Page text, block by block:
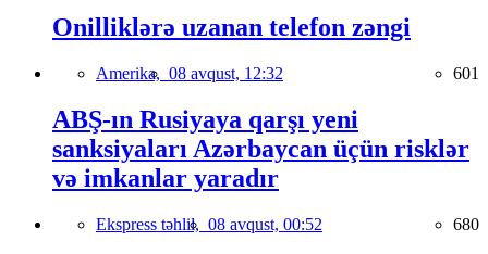
Onilliklərə uzanan telefon zəngi
Amerika, 08 avqust, 12:32 601
ABŞ-ın Rusiyaya qarşı yeni
sanksiyaları Azərbaycan üçün risklər
və imkanlar yaradır
Ekspress təhlil, 08 avqust, 00:52 680